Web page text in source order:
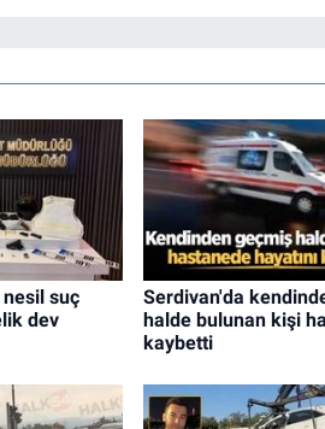
suç
dev
Serdivan'da
halde bulunan kişi
kaybetti